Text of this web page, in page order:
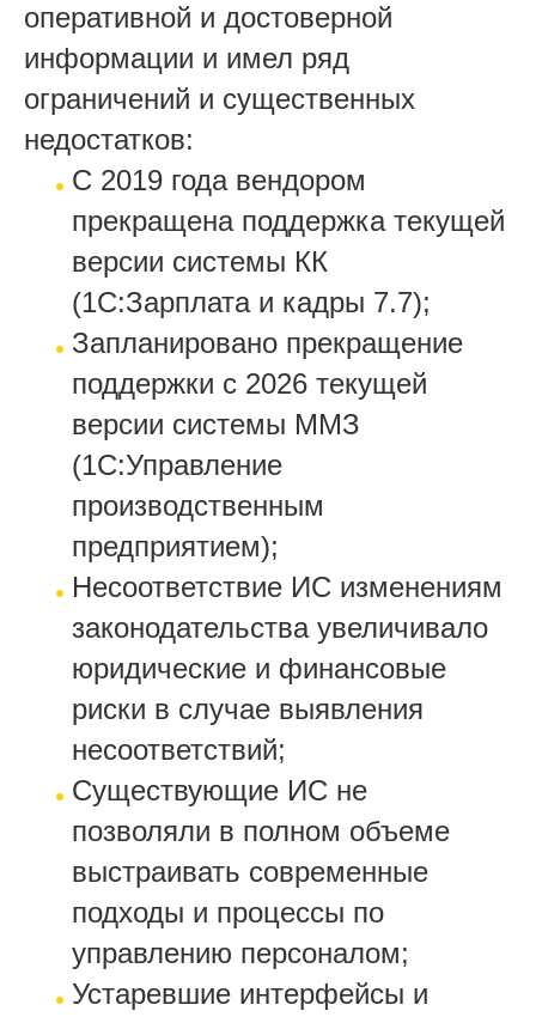
оперативной и достоверной
информации и имел ряд
ограничений и существенных
недостатков:
С 2019 года вендором
прекращена поддержка текущей
версии системы КК
(1С:Зарплата и кадры 7.7);
Запланировано прекращение
поддержки с 2026 текущей
версии системы ММЗ
(1С:Управление
производственным
предприятием);
Несоответствие ИС изменениям
законодательства увеличивало
юридические и финансовые
риски в случае выявления
несоответствий;
Существующие ИС не
позволяли в полном объеме
выстраивать современные
подходы и процессы по
управлению персоналом;
Устаревшие интерфейсы и